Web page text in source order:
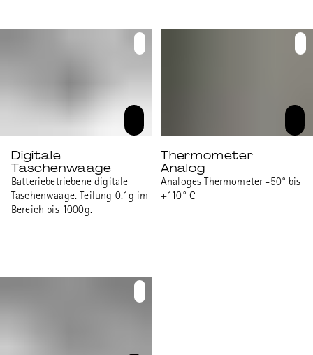
Digitale
Taschenwaage
Batteriebetriebene digitale
Taschenwaage. Teilung 0.1g im
Bereich bis 1000g.
Thermometer
Analog
Analoges Thermometer -50° bis
+110° C